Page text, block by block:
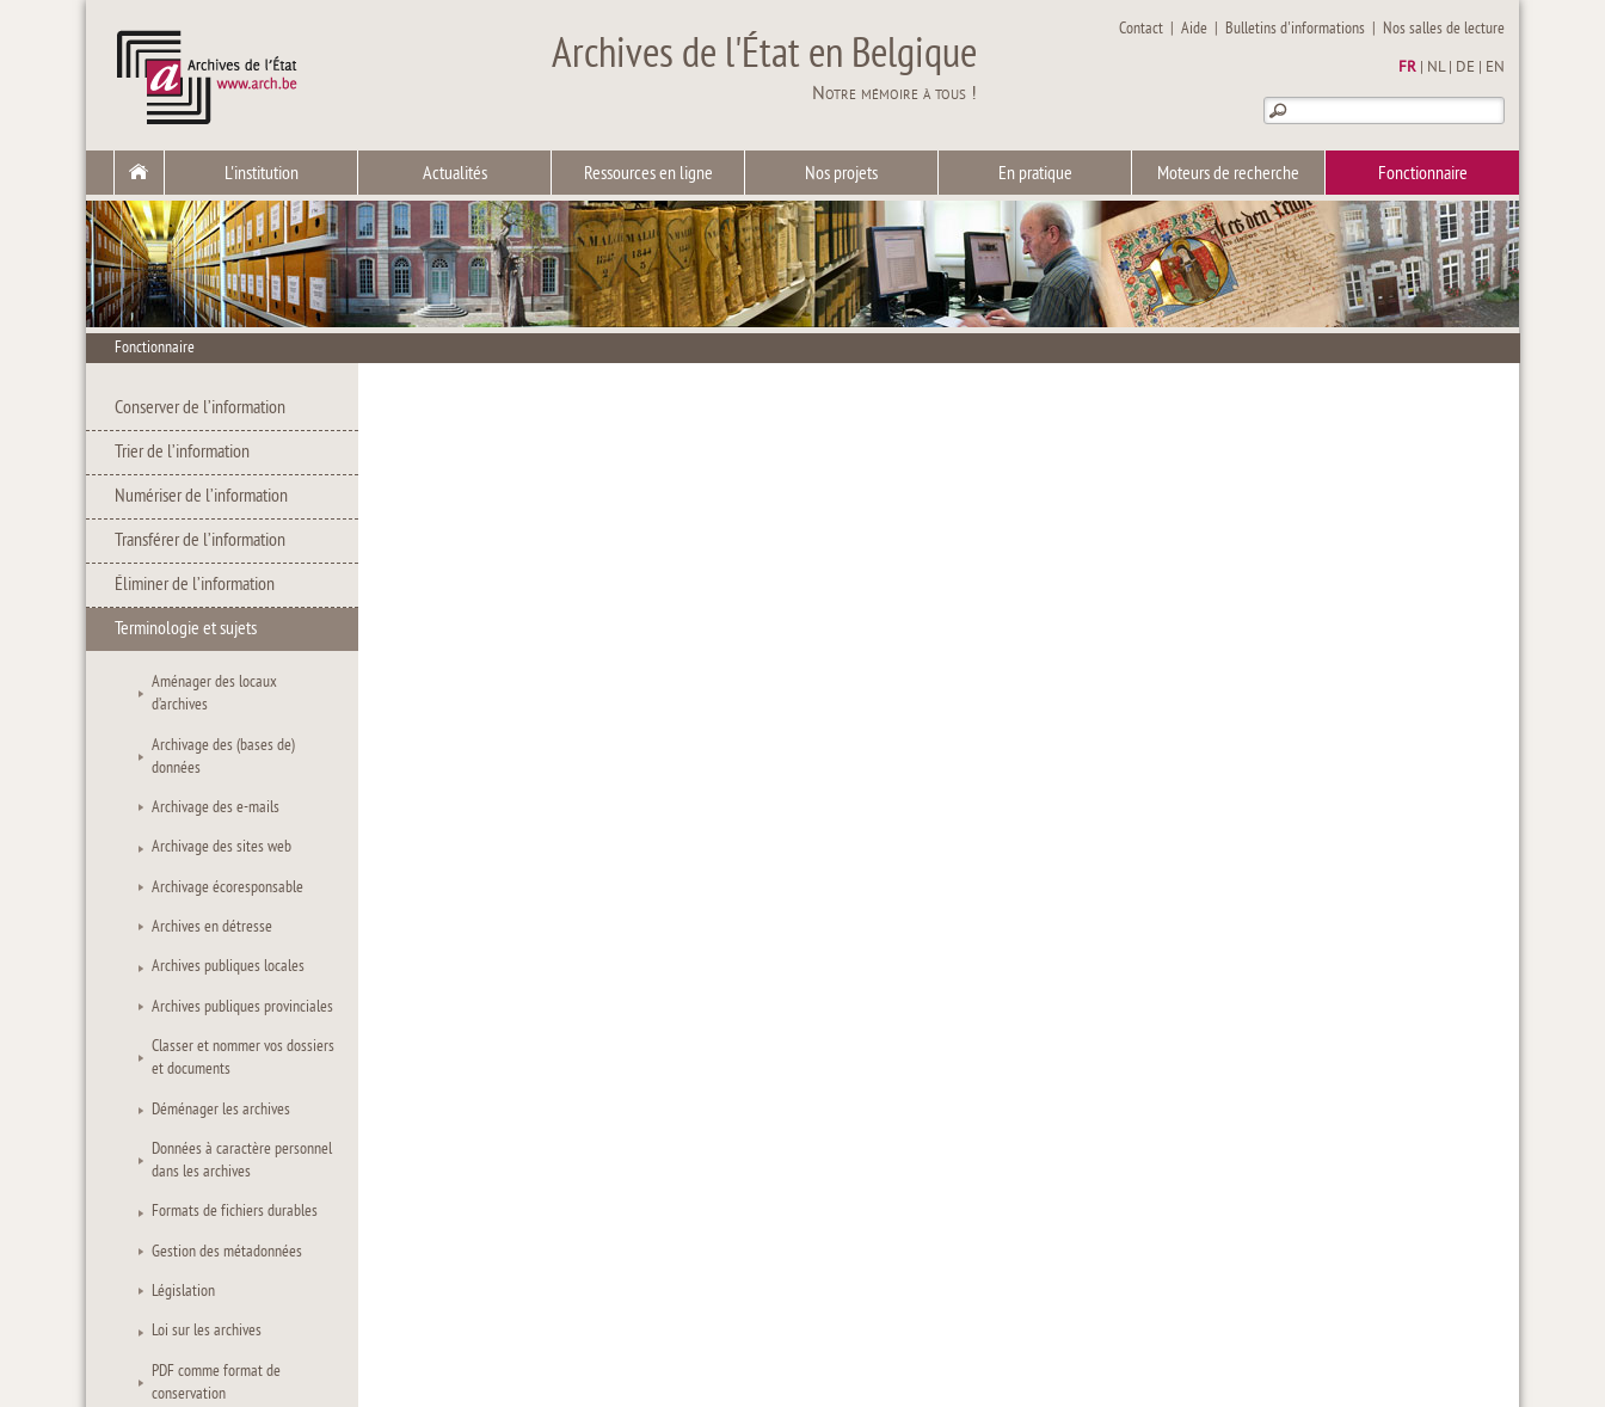
Archives de l'État en Belgique
Notre mémoire à tous !
Contact |Aide | Bulletins d'informations | Nos salles de lecture
FR NL| DE EN
L'institution Actualités Ressources en ligne Nos projets En pratique Moteurs de recherche Fonctionnaire
Fonctionnaire
Conserver de l’information
Trier de l’information
Numériser de l’information
Transférer de l’information
Éliminer de l’information
Terminologie et sujets
Aménager des locaux
d’archives
Archivage des (bases de)
données
Archivage des e-mails
Archivage des sites web
Archivage écoresponsable
Archives en détresse
Archives publiques locales
Archives publiques provinciales
Classer et nommer vos dossiers
et documents
Déménager les archives
Données à caractère personnel
dans les archives
Formats de fichiers durables
Gestion des métadonnées
Législation
Loi sur les archives
PDF comme format de
conservation